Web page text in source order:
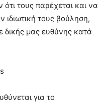
τους παρέχεται και να
ιδιωτική τους βούληση,
δικής μας ευθύνης κατά
για το